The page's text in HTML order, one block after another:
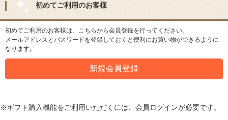
初めてご利用のお客様
初めてご利用のお客様は、こちらから会員登録を行ってください。
メールアドレスとパスワードを登録しておくと便利にお買い物ができるように
なります。
※ギフト購入機能をご利用いただくには、会員ログインが必要です。